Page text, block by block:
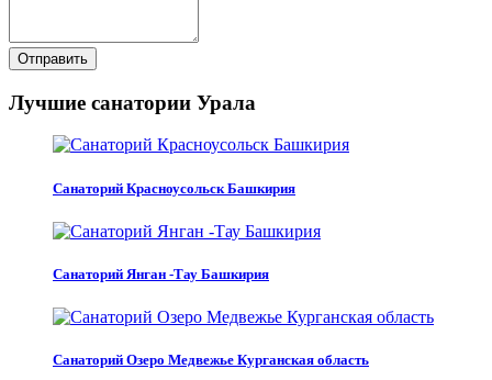
Отправить
Лучшие санатории Урала
Санаторий Красноусольск Башкирия
Санаторий Янган -Тау Башкирия
Санаторий Озеро Медвежье Курганская область